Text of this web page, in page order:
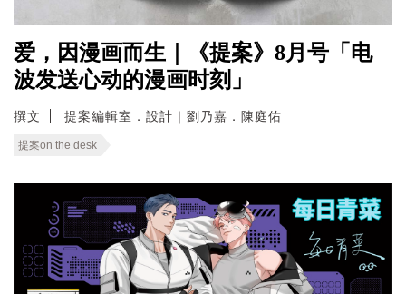
爱，因漫画而生｜《提案》8月号「电
波发送心动的漫画时刻」
撰文 提案編輯室．設計｜劉乃嘉．陳庭佑
提案on the desk